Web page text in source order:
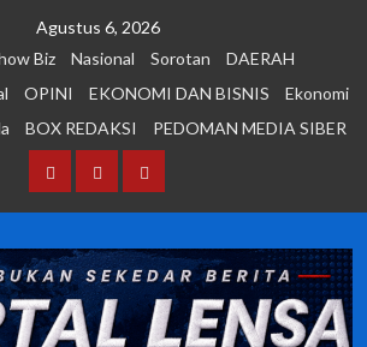
Agustus 6, 2026
Biz Nasional Sorotan
DAERAH
OPINI EKONOMI DAN BISNIS
Ekonomi
BOX REDAKSI PEDOMAN MEDIA SIBER
BerandaBOX PEDOMAN
SIBER